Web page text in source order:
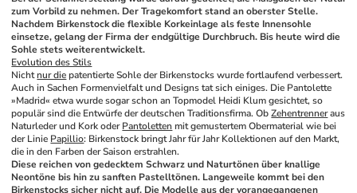
zum Vorbild zu nehmen. Der Tragekomfort stand an oberster Stelle.
Nachdem Birkenstock die flexible Korkeinlage als feste Innensohle
einsetze, gelang der Firma der endgültige Durchbruch. Bis heute wird die
Sohle stets weiterentwickelt.
Evolution des Stils
Nicht nur die patentierte Sohle der Birkenstocks wurde fortlaufend verbessert.
Auch in Sachen Formenvielfalt und Designs tat sich einiges. Die Pantolette
»Madrid« etwa wurde sogar schon an Topmodel Heidi Klum gesichtet, so
populär sind die Entwürfe der deutschen Traditionsfirma. Ob Zehentrenner aus
Naturleder und Kork oder Pantoletten mit gemustertem Obermaterial wie bei
der Linie Papillio: Birkenstock bringt Jahr für Jahr Kollektionen auf den Markt,
die in den Farben der Saison erstrahlen.
Diese reichen von gedecktem Schwarz und Naturtönen über knallige
Neontöne bis hin zu sanften Pastelltönen. Langeweile kommt bei den
Birkenstocks sicher nicht auf. Die Modelle aus der vorangegangenen